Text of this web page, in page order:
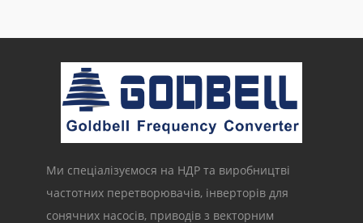
Ми спеціалізуємося на НДР та виробництві
частотних перетворювачів, інверторів для
сонячних насосів, приводів з векторним